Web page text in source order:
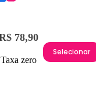
78,90
Taxa zero
Selecionar